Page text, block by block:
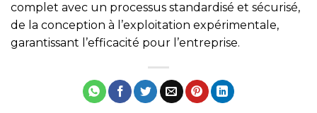
complet avec un processus standardisé et sécurisé,
de la conception à l’exploitation expérimentale,
garantissant l’efficacité pour l’entreprise.